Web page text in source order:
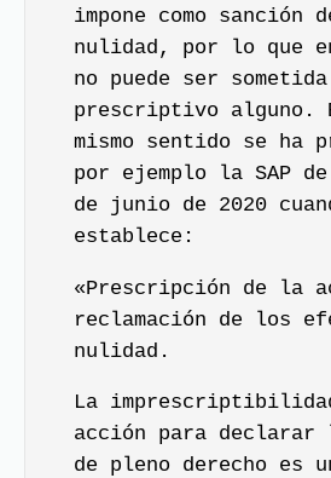
impone como sanción
nulidad, por lo que
no puede ser
prescriptivo alguno.
mismo sentido se ha
por ejemplo la SAP
de junio de 2020
establece:
«Prescripción de la
reclamación de los
nulidad.
La
acción para declarar
de pleno derecho es